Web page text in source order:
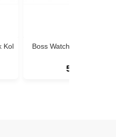
Kol
Boss Watches
5.900,00 TL